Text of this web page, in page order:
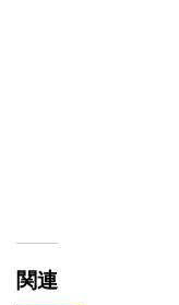
関連